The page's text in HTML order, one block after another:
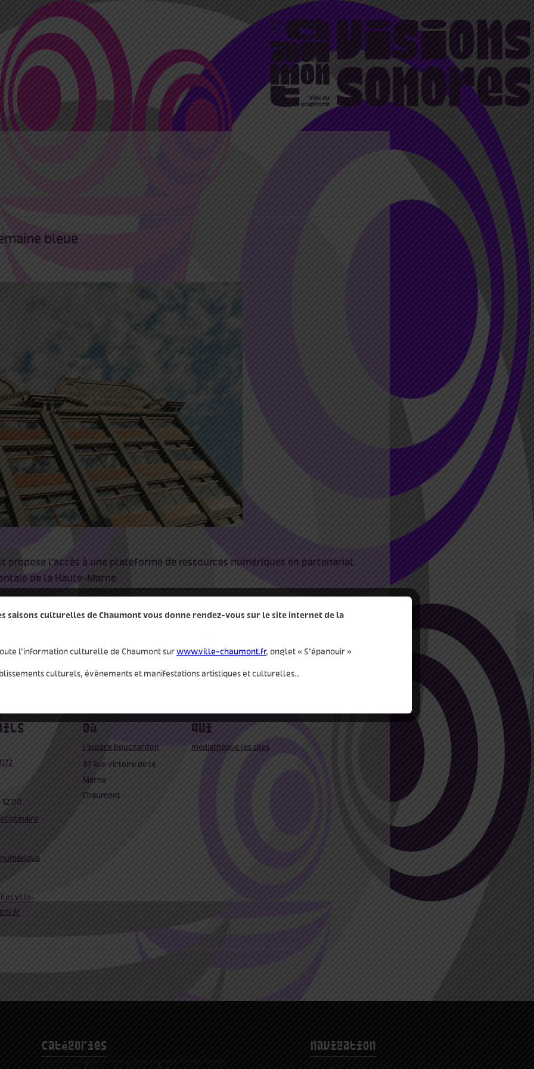
bleue
propose l’accès à une plateforme de ressources numériques en partenariat
de la Haute-Marne.
un court-métrage, commencer une petite séance de yoga, quelques minutes
format ludique, vos bibliothécaires vous invitent à découvrir l’éventail des
depuis chez vous. »
où
l’espace bouchardon
87 Rue Victoire de la
Marne
Chaumont
qui
médiathèque les silos
catégories navigation
saisons culturelles de Chaumont vous donne rendez-vous sur le site internet de la
l’information culturelle de Chaumont surwww.ville-chaumont.fr, onglet « S’épanouir »
culturels, évènements et manifestations artistiques et culturelles…